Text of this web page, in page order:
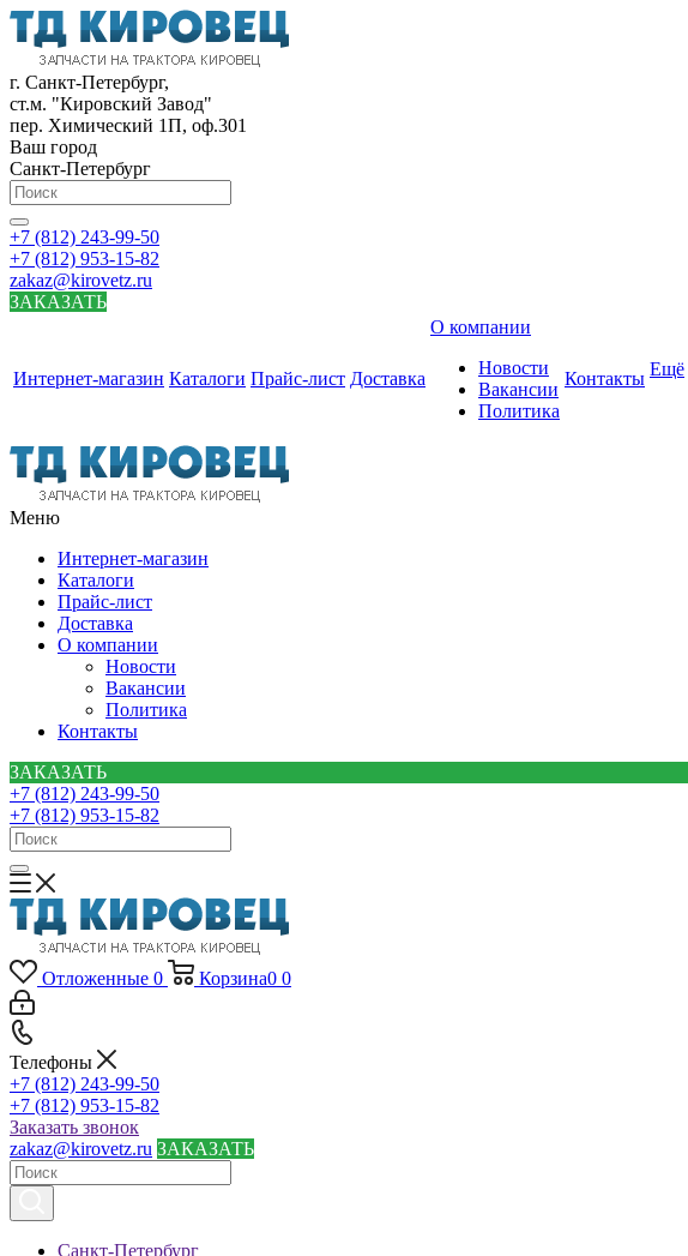
г. Санкт-Петербург,
ст.м. "Кировский Завод"
пер. Химический 1П, оф.301
Ваш город
Санкт-Петербург
+7 (812) 243-99-50
+7 (812) 953-15-82
zakaz@kirovetz.ru
ЗАКАЗАТЬ
Интернет-магазин Каталоги Прайс-лист Доставка
О компании
Новости
Вакансии
Политика
Контакты Ещё
Меню
Интернет-магазин
Каталоги
Прайс-лист
Доставка
О компании
Новости
Вакансии
Политика
Контакты
ЗАКАЗАТЬ
+7 (812) 243-99-50
+7 (812) 953-15-82
Отложенные 0 Корзина0 0
Телефоны
+7 (812) 243-99-50
+7 (812) 953-15-82
Заказать звонок
zakaz@kirovetz.ru ЗАКАЗАТЬ
Санкт-Петербург